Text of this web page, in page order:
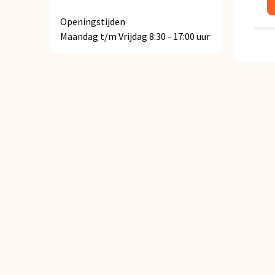
Openingstijden
Maandag t/m Vrijdag 8:30 - 17:00 uur